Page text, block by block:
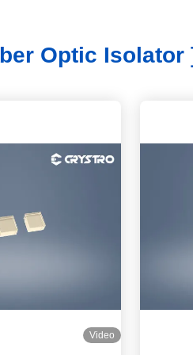
Optic Isolator
Video